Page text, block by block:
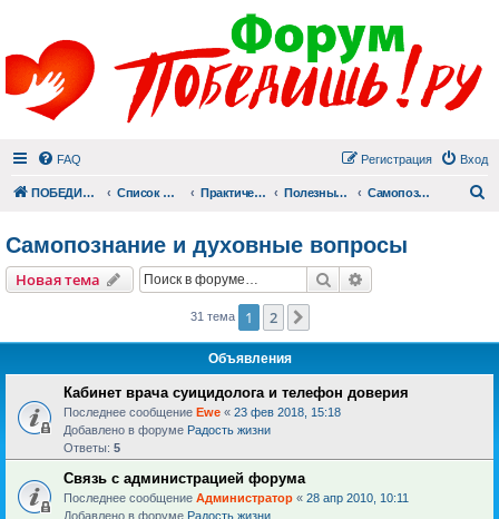
FAQ Вход
Регистрация
ПОБЕДИШЬ.РУ Список форумов Практический раздел Полезные материалы Самопознание и духовные вопросы
Самопознание и духовные вопросы
Новая тема Поиск
31 тема 1 2
Объявления
Кабинет врача суицидолога и телефон доверия
Последнее сообщение Ewe « 23 фев 2018, 15:18
Добавлено в форуме Радость жизни
Ответы: 5
Связь с администрацией форума
Последнее сообщение Администратор « 28 апр 2010, 10:11
Добавлено в форуме Радость жизни